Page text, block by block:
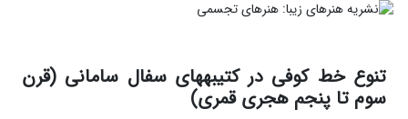
تنوع خط کوفی در کتیبههای سفال سامانی (قرن
سوم تا پنجم هجری قمری)